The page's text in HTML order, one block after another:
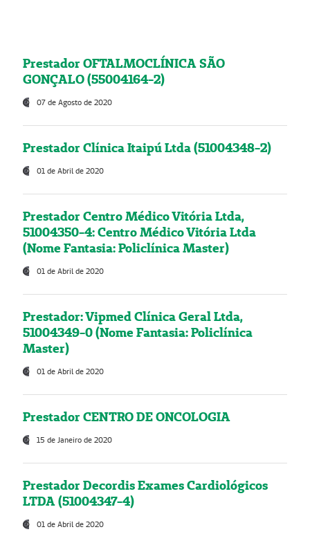
Prestador OFTALMOCLÍNICA SÃO
GONÇALO (55004164-2)
07 de Agosto de 2020
Prestador Clínica Itaipú Ltda (51004348-2)
01 de Abril de 2020
Prestador Centro Médico Vitória Ltda,
51004350-4: Centro Médico Vitória Ltda
(Nome Fantasia: Policlínica Master)
01 de Abril de 2020
Prestador: Vipmed Clínica Geral Ltda,
51004349-0 (Nome Fantasia: Policlínica
Master)
01 de Abril de 2020
Prestador CENTRO DE ONCOLOGIA
15 de Janeiro de 2020
Prestador Decordis Exames Cardiológicos
LTDA (51004347-4)
01 de Abril de 2020